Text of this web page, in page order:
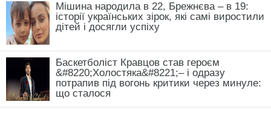
Мішина народила в 22, Брежнєва – в 19:
історії українських зірок, які самі виростили
дітей і досягли успіху
Баскетболіст Кравцов став героєм
&#8220;Холостяка&#8221;– і одразу
потрапив під вогонь критики через минуле:
що сталося